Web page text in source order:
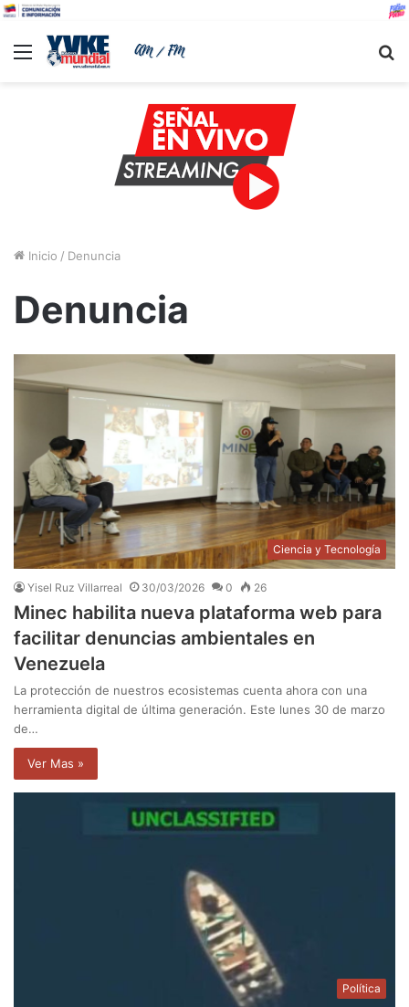
Menu
Inicio / Denuncia
Denuncia
Ciencia y Tecnología
Yisel Ruz Villarreal 30/03/2026 0 26
Minec habilita nueva plataforma web para
facilitar denuncias ambientales en
Venezuela
La protección de nuestros ecosistemas cuenta ahora con una
herramienta digital de última generación. Este lunes 30 de marzo
de…
Ver Mas »
Política